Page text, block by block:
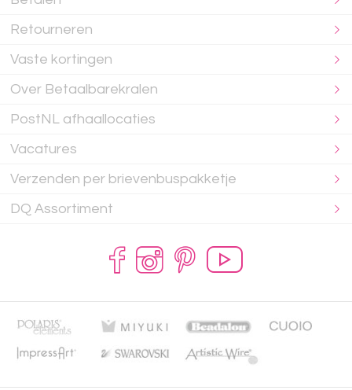
Retourneren
Vaste kortingen
Over Betaalbarekralen
PostNL afhaallocaties
Vacatures
Verzenden per brievenbuspakketje
DQ Assortiment